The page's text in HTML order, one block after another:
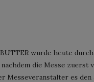
wurde heute
die Messe zuerst
Messeveranstalter es